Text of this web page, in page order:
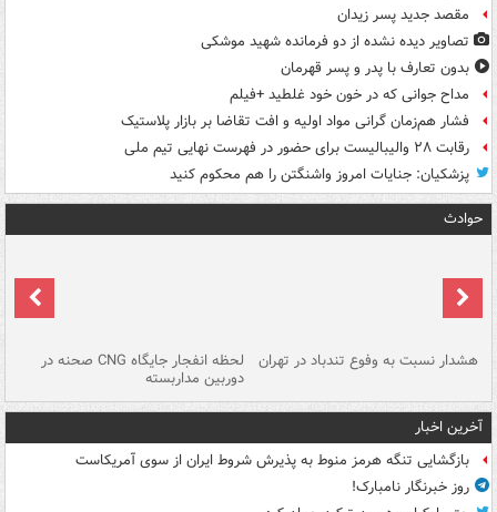
مقصد جدید پسر زیدان
تصاویر دیده‌ نشده از دو فرمانده شهید موشکی
بدون تعارف با پدر و پسر قهرمان
مداح جوانی که در خون خود غلطید +فیلم
فشار هم‌زمان گرانی مواد اولیه و افت تقاضا بر بازار پلاستیک
رقابت ۲۸ والیبالیست برای حضور در فهرست نهایی تیم ملی
پزشکیان: جنایات امروز واشنگتن را هم محکوم کنید
حوادث
هشدار نسبت به وفوع تندباد در تهران لحظه انفجار جایگاه CNG صحنه در
دوربین مداربسته
آخرین اخبار
بازگشایی تنگه هرمز منوط به پذیرش شروط ایران از سوی آمریکاست
روز خبرنگار نامبارک!